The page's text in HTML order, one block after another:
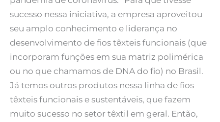
sucesso nessa iniciativa, a empresa aproveitou
seu amplo conhecimento e liderança no
desenvolvimento de fios têxteis funcionais (que
incorporam funções em sua matriz polimérica
ou no que chamamos de DNA do fio) no Brasil.
Já temos outros produtos nessa linha de fios
têxteis funcionais e sustentáveis, que fazem
muito sucesso no setor têxtil em geral. Então,